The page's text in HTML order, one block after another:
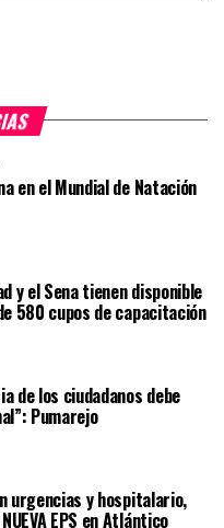
en el Mundial de Natación
y el Sena tienen disponible
580 cupos de capacitación
de los ciudadanos debe
Pumarejo
urgencias y hospitalario,
EPS en Atlántico